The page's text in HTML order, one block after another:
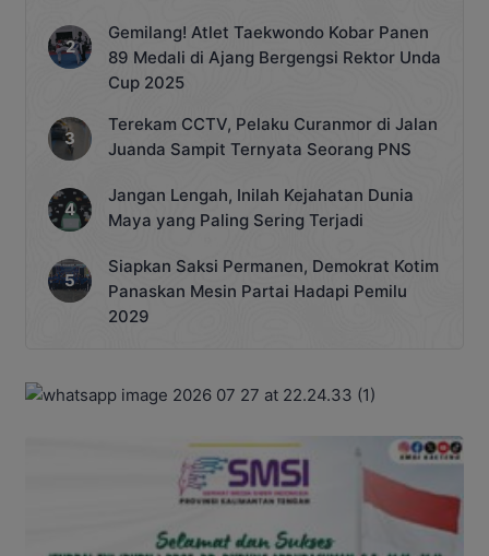
Gemilang! Atlet Taekwondo Kobar Panen
89 Medali di Ajang Bergengsi Rektor Unda
Cup 2025
Terekam CCTV, Pelaku Curanmor di Jalan
Juanda Sampit Ternyata Seorang PNS
Jangan Lengah, Inilah Kejahatan Dunia
Maya yang Paling Sering Terjadi
Siapkan Saksi Permanen, Demokrat Kotim
Panaskan Mesin Partai Hadapi Pemilu
2029